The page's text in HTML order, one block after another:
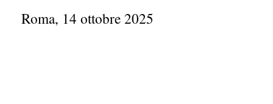
Roma, 14 ottobre 2025